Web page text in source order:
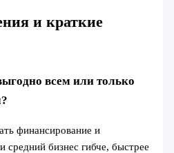
и краткие
всем или только
финансирование и
средний бизнес гибче, быстрее